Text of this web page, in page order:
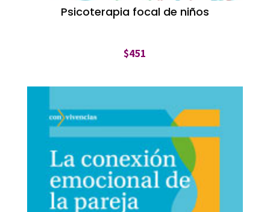
Psicoterapia focal de niños
$451